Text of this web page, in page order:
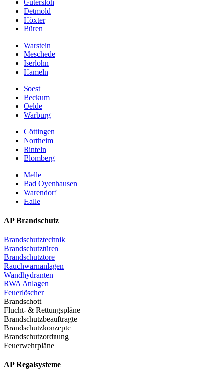
Gütersloh
Detmold
Höxter
Büren
Warstein
Meschede
Iserlohn
Hameln
Soest
Beckum
Oelde
Warburg
Göttingen
Northeim
Rinteln
Blomberg
Melle
Bad Oyenhausen
Warendorf
Halle
AP Brandschutz
Brandschutztechnik
Brandschutztüren
Brandschutztore
Rauchwarnanlagen
Wandhydranten
RWA Anlagen
Feuerlöscher
Brandschott
Flucht- & Rettungspläne
Brandschutzbeauftragte
Brandschutzkonzepte
Brandschutzordnung
Feuerwehrpläne
AP Regalsysteme